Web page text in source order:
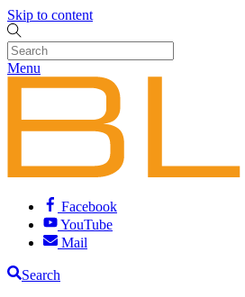
Skip to content
Menu
Facebook
YouTube
Mail
Search